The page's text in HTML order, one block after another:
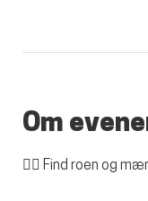
Om
🧘‍♀️ Find roen og